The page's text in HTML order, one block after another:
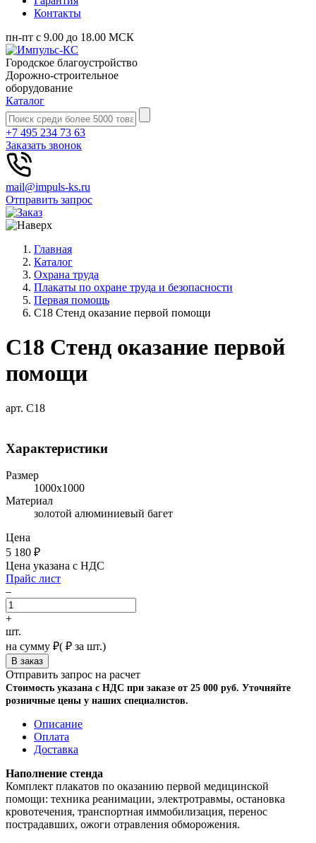
Контакты
пн-пт с 9.00 до 18.00 МСК
Городское благоустройство
Дорожно-строительное
оборудование
Каталог
+7 495 234 73 63
Заказать звонок
mail@impuls-ks.ru
Отправить запрос
Главная
Каталог
Охрана труда
Плакаты по охране труда и безопасности
Первая помощь
С18 Стенд оказание первой помощи
С18 Стенд оказание первой
помощи
арт. С18
Характеристики
Размер
1000х1000
Материал
золотой алюминиевый багет
Цена
5 180 ₽
Цена указана с НДС
Прайс лист
–
+
шт.
на сумму ₽( ₽ за шт.)
Отправить запрос на расчет
Стоимость указана с НДС при заказе от 25 000 руб. Уточняйте
розничные цены у наших специалистов.
Описание
Оплата
Доставка
Наполнение стенда
Комплект плакатов по оказанию первой медицинской
помощи: техника реанимации, электротравмы, остановка
кровотечения, транспортная иммобилизация, перенос
пострадавших, ожоги отравления обморожения.